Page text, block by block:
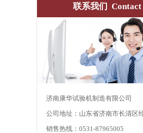
联系我们 Contact
济南康华试验机制造有限公司
公司地址：山东省济南市长清区
销售热线：0531-87965005